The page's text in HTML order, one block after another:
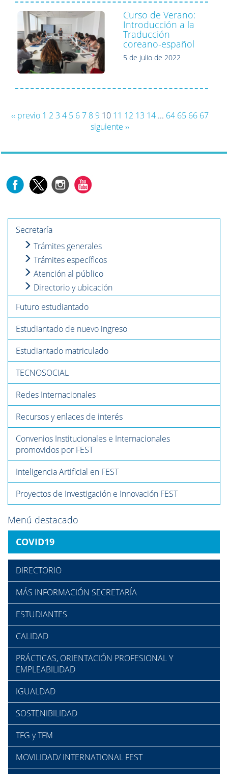
Curso de Verano:
Introducción a la
Traducción
coreano-español
5 de julio de 2022
‹‹ previo 1 2 3 4 5 67 8 9 10 11 12 13 14 ... 64 65 66 67
siguiente ››
Secretaría
Trámites generales
Trámites específicos
Atención al público
Directorio y ubicación
Futuro estudiantado
Estudiantado de nuevo ingreso
Estudiantado matriculado
TECNOSOCIAL
Redes Internacionales
Recursos y enlaces de interés
Convenios Institucionales e Internacionales
promovidos por FEST
Inteligencia Artificial en FEST
Proyectos de Investigación e Innovación FEST
Menú destacado
COVID19
DIRECTORIO
MÁS INFORMACIÓN SECRETARÍA
ESTUDIANTES
CALIDAD
PRÁCTICAS, ORIENTACIÓN PROFESIONAL Y
EMPLEABILIDAD
IGUALDAD
SOSTENIBILIDAD
TFG y TFM
MOVILIDAD/ INTERNATIONAL FEST